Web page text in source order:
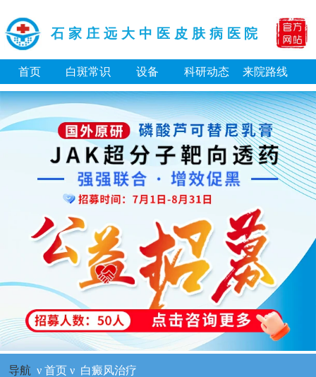
石家庄远大中医皮肤病医院
首页 白斑常识 设备 科研动态 来院路线
导航 ν 首页ν 白癜风治疗